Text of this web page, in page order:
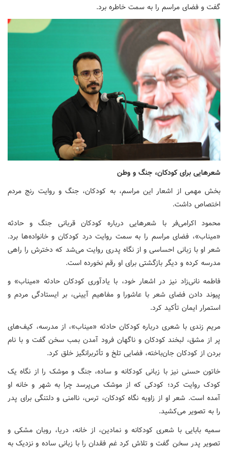
گفت و فضای مراسم را به سمت خاطره برد.
شعرهایی برای کودکان، جنگ و وطن
بخش مهمی از اشعار این مراسم، به کودکان، جنگ و روایت رنج مردم
اختصاص داشت.
محمود اکرامی‌فر با شعرهایی درباره کودکان قربانی جنگ و حادثه
«میناب»، فضای مراسم را به سمت روایت درد کودکان و خانواده‌ها برد.
شعر او با زبانی احساسی و از نگاه پدری روایت می‌شد که دخترش را راهی
مدرسه کرده و دیگر بازگشتی برای او رقم نخورده است.
فاطمه نانی‌زاد نیز در اشعار خود، با یادآوری کودکان حادثه «میناب» و
پیوند دادن فضای شعر با عاشورا و مفاهیم آیینی، بر ایستادگی مردم و
استمرار ایمان تأکید کرد.
مریم زندی با شعری درباره کودکان حادثه «میناب»، از مدرسه، کیف‌های
پر از مشق، لبخند کودکان و ناگهان فرود آمدن بمب سخن گفت و با نام
بردن از کودکان جان‌باخته، فضایی تلخ و تأثربرانگیز خلق کرد.
خاتون حسنی نیز با زبانی کودکانه و ساده، جنگ و موشک را از نگاه یک
کودک روایت کرد؛ کودکی که از موشک می‌پرسد چرا به شهر و خانه او
آمده است. شعر او از زاویه نگاه کودکان، ترس، ناامنی و دلتنگی برای پدر
را به تصویر می‌کشید.
سمیه بابایی با شعری کودکانه و نمادین، از خانه، دریا، روبان مشکی و
تصویر پدر سخن گفت و تلاش کرد غم فقدان را با زبانی ساده و نزدیک به